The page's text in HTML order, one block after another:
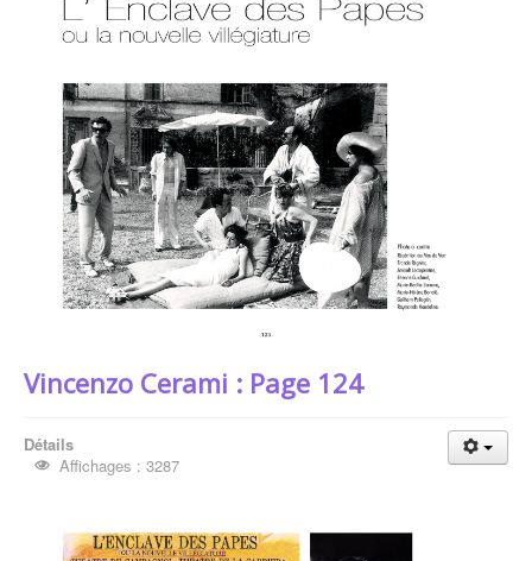
Vincenzo Cerami : Page 124
Détails
Affichages : 3287